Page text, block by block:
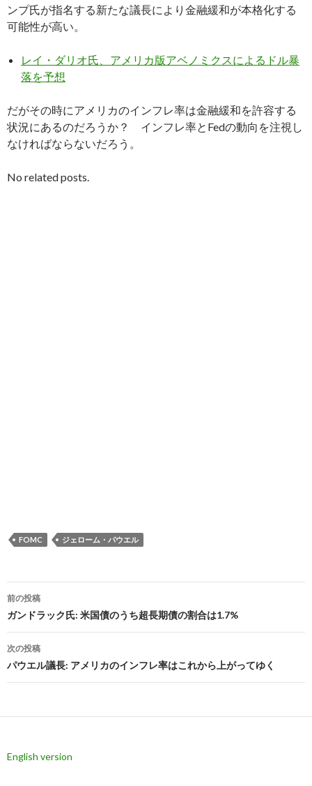
ンプ氏が指名する新たな議長により金融緩和が本格化する
可能性が高い。
レイ・ダリオ氏、アメリカ版アベノミクスによるドル暴
落を予想
だがその時にアメリカのインフレ率は金融緩和を許容する
状況にあるのだろうか？ インフレ率とFedの動向を注視し
なければならないだろう。
No related posts.
FOMC ジェローム・パウエル
投
稿
ナ
ビ
ゲ
ー
ョ
前の投稿
ガンドラック氏: 米国債のうち超長期債の割合は1.7%
次の投稿
パウエル議長: アメリカのインフレ率はこれから上がってゆく
English version